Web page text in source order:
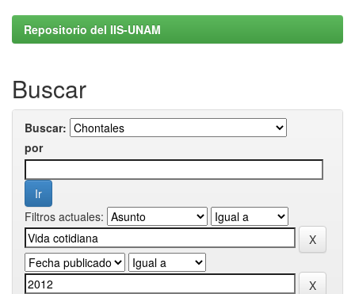
Repositorio del IIS-UNAM
Buscar
Buscar:
por
Filtros actuales: